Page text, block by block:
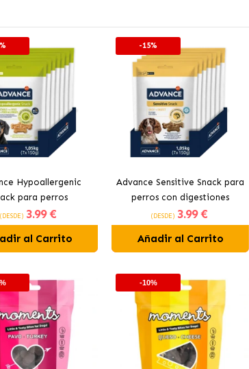
Hypoallergenic
para perros
(DESDE) 3.99 €
al Carrito
-15%
Advance Sensitive Snack para
perros con digestiones
sensibles
(DESDE) 3.99 €
Añadir al Carrito
-10%